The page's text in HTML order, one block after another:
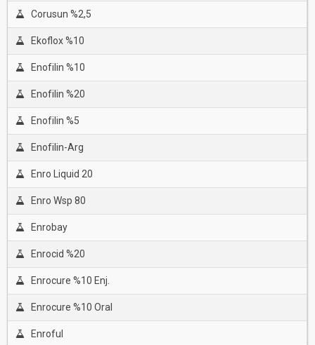
Corusun %2,5
Ekoflox %10
Enofilin %10
Enofilin %20
Enofilin %5
Enofilin-Arg
Enro Liquid 20
Enro Wsp 80
Enrobay
Enrocid %20
Enrocure %10 Enj.
Enrocure %10 Oral
Enroful